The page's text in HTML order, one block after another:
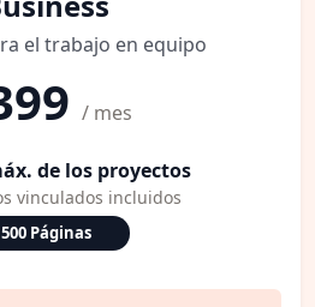
el trabajo en equipo
/ mes
de los proyectos
vinculados incluidos
500 Páginas